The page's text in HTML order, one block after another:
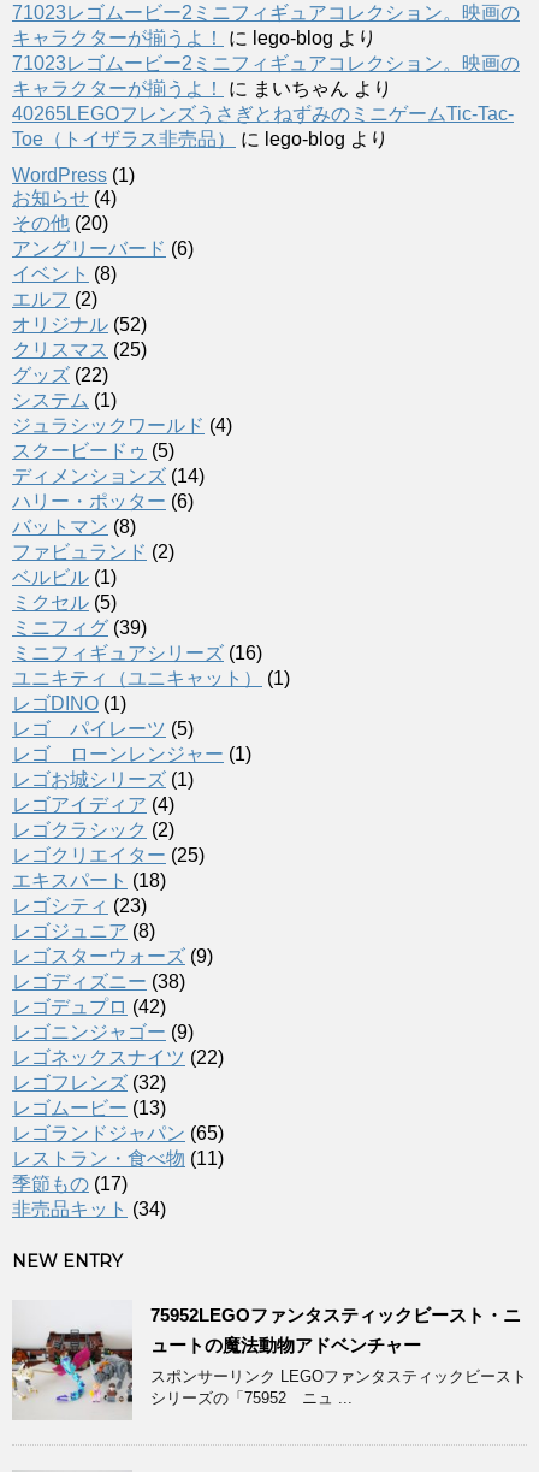
71023レゴムービー2ミニフィギュアコレクション。映画の
キャラクターが揃うよ！
に lego-blog より
71023レゴムービー2ミニフィギュアコレクション。映画の
キャラクターが揃うよ！
に まいちゃん より
40265LEGOフレンズうさぎとねずみのミニゲームTic-Tac-
Toe（トイザラス非売品）
に lego-blog より
WordPress (1)
お知らせ (4)
その他 (20)
アングリーバード (6)
イベント (8)
エルフ (2)
オリジナル (52)
クリスマス (25)
グッズ (22)
システム (1)
ジュラシックワールド (4)
スクービードゥ (5)
ディメンションズ (14)
ハリー・ポッター (6)
バットマン (8)
ファビュランド (2)
ベルビル (1)
ミクセル (5)
ミニフィグ (39)
ミニフィギュアシリーズ (16)
ユニキティ（ユニキャット）
(1)
レゴDINO (1)
レゴ パイレーツ (5)
レゴ ローンレンジャー (1)
レゴお城シリーズ (1)
レゴアイディア (4)
レゴクラシック (2)
レゴクリエイター (25)
エキスパート (18)
レゴシティ (23)
レゴジュニア (8)
レゴスターウォーズ (9)
レゴディズニー (38)
レゴデュプロ (42)
レゴニンジャゴー (9)
レゴネックスナイツ (22)
レゴフレンズ (32)
レゴムービー (13)
レゴランドジャパン (65)
レストラン・食べ物 (11)
季節もの (17)
非売品キット (34)
NEW ENTRY
75952LEGOファンタスティックビースト・ニ
ュートの魔法動物アドベンチャー
スポンサーリンク LEGOファンタスティックビースト
シリーズの「75952 ニュ ...